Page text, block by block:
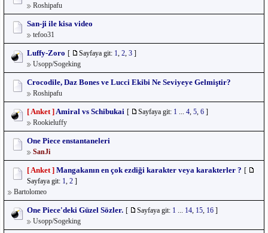
Roshipafu
San-ji ile kisa video
tefoo31
Luffy-Zoro [ Sayfaya git: 1 2 3 ]
Usopp/Sogeking
Crocodile, Daz Bones ve Lucci Ekibi Ne Seviyeye Gelmiştir?
Roshipafu
[ Anket ] Amiral vs Schibukai [ Sayfaya git: 1 4 5 6 ]
Rookieluffy
One Piece enstantaneleri
SanJi
[ Anket ] Mangakanın en çok ezdiği karakter veya karakterler ? [
Sayfaya git: 1 2 ]
Bartolomeo
One Piece'deki Güzel Sözler. [ Sayfaya git: 1 14 15 16 ]
Usopp/Sogeking